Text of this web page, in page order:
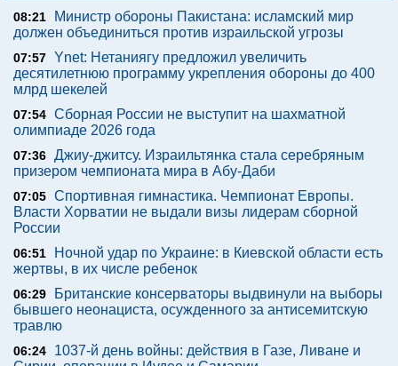
08:21
Министр обороны Пакистана: исламский мир
должен объединиться против израильской угрозы
07:57 Ynet: Нетаниягу предложил увеличить
десятилетнюю программу укрепления обороны до 400
млрд шекелей
07:54 Сборная России не выступит на шахматной
олимпиаде 2026 года
07:36 Джиу-джитсу. Израильтянка стала серебряным
призером чемпионата мира в Абу-Даби
07:05 Спортивная гимнастика. Чемпионат Европы.
Власти Хорватии не выдали визы лидерам сборной
России
06:51
Ночной удар по Украине: в Киевской области есть
жертвы, в их числе ребенок
06:29
Британские консерваторы выдвинули на выборы
бывшего неонациста, осужденного за антисемитскую
травлю
06:24
1037-й день войны: действия в Газе, Ливане и